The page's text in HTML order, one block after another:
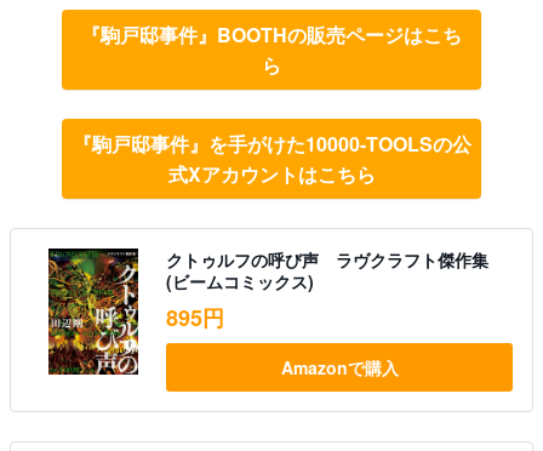
『駒戸邸事件』BOOTHの販売ページはこち
ら
『駒戸邸事件』を手がけた10000-TOOLSの公
式Xアカウントはこちら
クトゥルフの呼び声 ラヴクラフト傑作集
(ビームコミックス)
895円
Amazonで購入